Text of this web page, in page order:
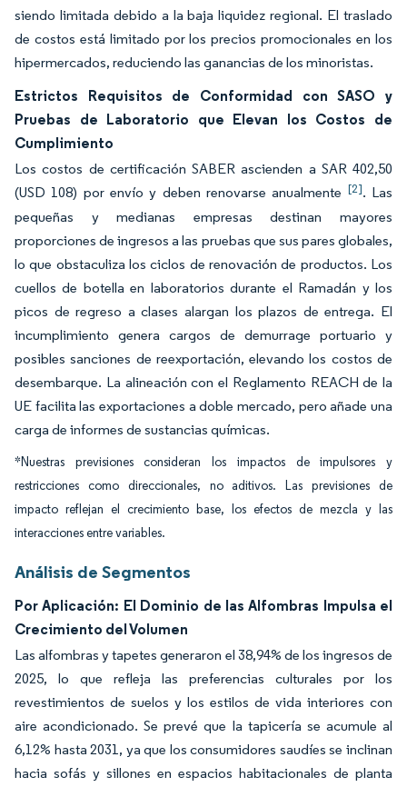
siendo limitada debido a la baja liquidez regional. El traslado
de costos está limitado por los precios promocionales en los
hipermercados, reduciendo las ganancias de los minoristas.
Estrictos Requisitos de Conformidad con SASO y
Pruebas de Laboratorio que Elevan los Costos de
Cumplimiento
Los costos de certificación SABER ascienden a SAR 402,50
(USD 108) por envío y deben renovarse anualmente [2]. Las
pequeñas y medianas empresas destinan mayores
proporciones de ingresos a las pruebas que sus pares globales,
lo que obstaculiza los ciclos de renovación de productos. Los
cuellos de botella en laboratorios durante el Ramadán y los
picos de regreso a clases alargan los plazos de entrega. El
incumplimiento genera cargos de demurrage portuario y
posibles sanciones de reexportación, elevando los costos de
desembarque. La alineación con el Reglamento REACH de la
UE facilita las exportaciones a doble mercado, pero añade una
carga de informes de sustancias químicas.
*Nuestras previsiones consideran los impactos de impulsores y
restricciones como direccionales, no aditivos. Las previsiones de
impacto reflejan el crecimiento base, los efectos de mezcla y las
interacciones entre variables.
Análisis de Segmentos
Por Aplicación: El Dominio de las Alfombras Impulsa el
Crecimiento del Volumen
Las alfombras y tapetes generaron el 38,94% de los ingresos de
2025, lo que refleja las preferencias culturales por los
revestimientos de suelos y los estilos de vida interiores con
aire acondicionado. Se prevé que la tapicería se acumule al
6,12% hasta 2031, ya que los consumidores saudíes se inclinan
hacia sofás y sillones en espacios habitacionales de planta